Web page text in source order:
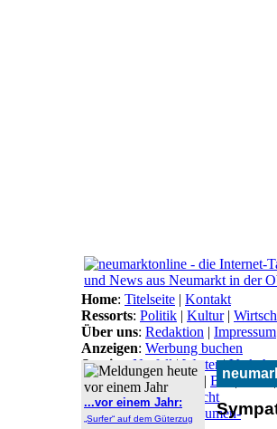
...vor einem Jahr:
„Surfer“ auf dem Güterzug
Home: Titelseite | Kontakt
Ressorts: Politik | Kultur|
Über uns: Redaktion | Impressum
Anzeigen: Werbung buchen
Service: Notfall | Wetter|Verkehr
Themen:Arbeitsamt | BN|CSU
Lokal-Links:Übersicht
Archiv:Archiv|Dokumen-